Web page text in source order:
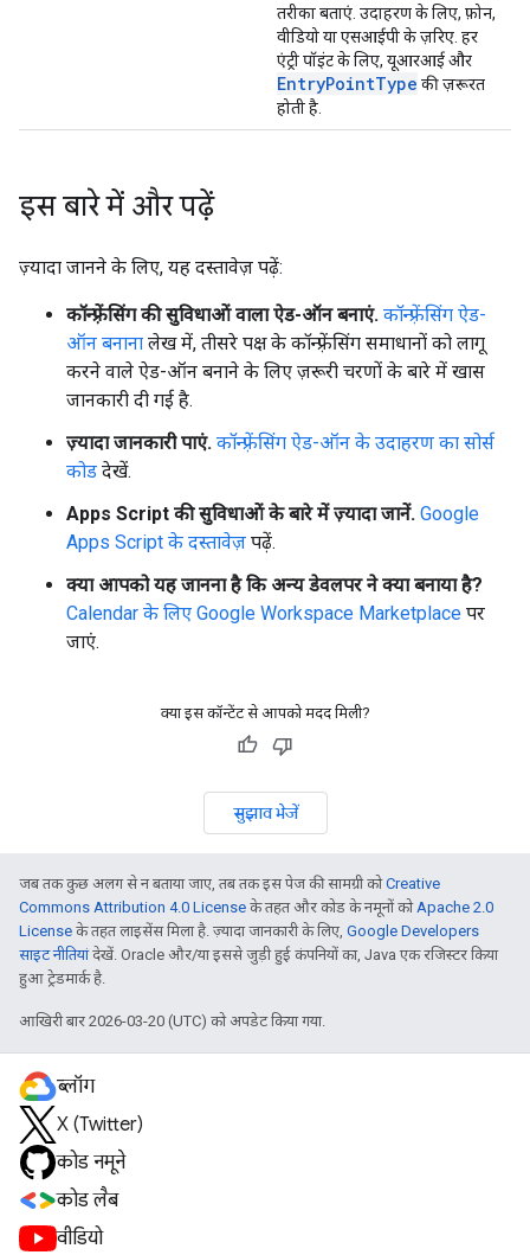
तरीका बताएं. उदाहरण के लिए, फ़ोन,
वीडियो या एसआईपी के ज़रिए. हर
एंट्री पॉइंट के लिए, यूआरआई और
EntryPointType की ज़रूरत
होती है.
इस बारे में और पढ़ें
ज़्यादा जानने के लिए, यह दस्तावेज़ पढ़ें:
कॉन्फ़्रेंसिंग की सुविधाओं वाला ऐड-ऑन बनाएं. कॉन्फ़्रेंसिंग ऐड-
ऑन बनाना लेख में, तीसरे पक्ष के कॉन्फ़्रेंसिंग समाधानों को लागू
करने वाले ऐड-ऑन बनाने के लिए ज़रूरी चरणों के बारे में खास
जानकारी दी गई है.
ज़्यादा जानकारी पाएं. कॉन्फ़्रेंसिंग ऐड-ऑन के उदाहरण का सोर्स
कोड देखें.
Apps Script की सुविधाओं के बारे में ज़्यादा जानें. Google
Apps Script के दस्तावेज़ पढ़ें.
क्या आपको यह जानना है कि अन्य डेवलपर ने क्या बनाया है?
Calendar के लिए Google Workspace Marketplace पर
जाएं.
क्या इस कॉन्टेंट से आपको मदद मिली?
सुझाव भेजें
जब तक कुछ अलग से न बताया जाए, तब तक इस पेज की सामग्री कोCreative
Commons Attribution 4.0 License के तहत और कोड के नमूनों कोApache 2.0
License के तहत लाइसेंस मिला है. ज़्यादा जानकारी के लिए, Google Developers
साइट नीतियांदेखें. Oracle और/या इससे जुड़ी हुई कंपनियों का, Java एक रजिस्टर किया
हुआ ट्रेडमार्क है.
आखिरी बार 2026-03-20 (UTC) को अपडेट किया गया.
ब्लॉग
X (Twitter)
कोड नमूने
कोड लैब
वीडियो